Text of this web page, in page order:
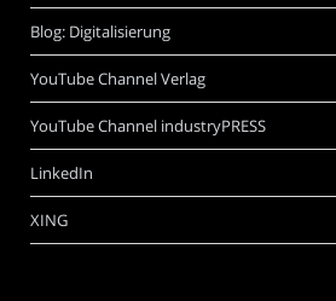
Blog: Digitalisierung
YouTube Channel Verlag
YouTube Channel industryPRESS
LinkedIn
XING